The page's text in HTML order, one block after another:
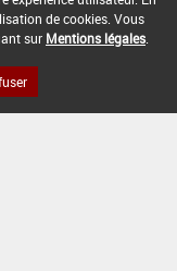
de cookies. Vous
sur Mentions légales